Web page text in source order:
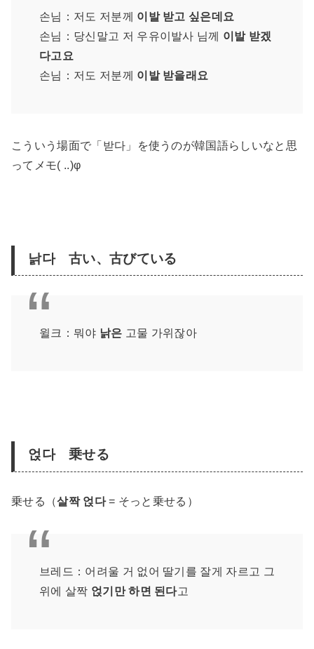
손님：저도 저분께 이발 받고 싶은데요
손님：당신말고 저 우유이발사 님께 이발 받겠
다고요
손님：저도 저분께 이발 받을래요
こういう場面で「받다」を使うのが韓国語らしいなと思
ってメモ( ..)φ
낡다 古い、古びている
윌크：뭐야 낡은 고물 가위잖아
얹다 乗せる
乗せる（살짝 얹다= そっと乗せる）
브레드：어려울 거 없어 딸기를 잘게 자르고 그
위에 살짝 얹기만 하면 된다고